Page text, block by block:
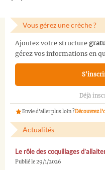
Vous gérez une crèche ?
Ajoutez votre structure
gérez vos informations en
Déjà
Envie d'aller plus loin ?Découvrez
Actualités
Le rôle des coquillages
Publié le 29/1/2026